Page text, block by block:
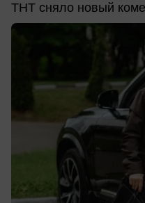
ТНТ сняло новый